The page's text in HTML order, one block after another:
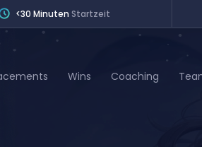
<30 Minuten Startzeit
Wins Coaching